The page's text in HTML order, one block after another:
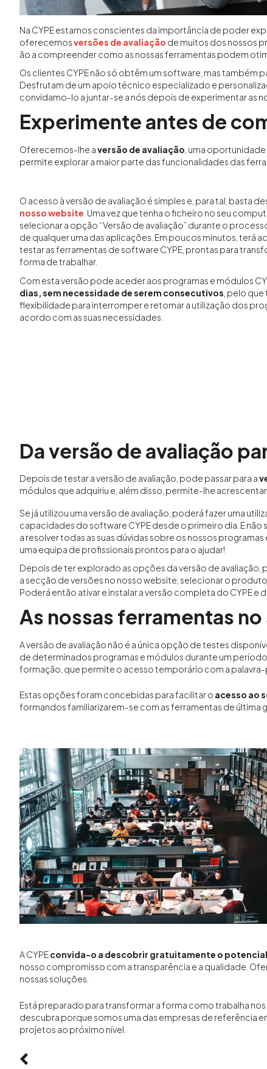
Na CYPE estamos conscientes da importância de poder
oferecemosversões de avaliação de muitos dos nossos
ão a compreender como as nossas ferramentas podem
Os clientes CYPE não só obtêm um software, mas também
Desfrutam de um apoio técnico especializado e
convidamo-lo a juntar-se a nós depois de experimentar as
Experimente antes de
Oferecemos-lhe aversão de avaliação , uma
permite explorar a maior parte das funcionalidades das
O acesso à versão de avaliação é simples e, para tal, basta
nosso website . Uma vez que tenha o ficheiro no seu
selecionar a opção “Versão de avaliação” durante o
de qualquer uma das aplicações. Em poucos minutos, terá
testar as ferramentas de software CYPE, prontas para
forma de trabalhar.
Com esta versão pode aceder aos programas e módulos
dias, sem necessidade de serem consecutivos , pelo que
flexibilidade para interromper e retomar a utilização dos
acordo com as suas necessidades.
Da versão de avaliação
Depois de testar a versão de avaliação, pode passar para a
módulos que adquiriu e, além disso, permite-lhe acrescentar
Se já utilizou uma versão de avaliação, poderá fazer uma
capacidades do software CYPE desde o primeiro dia. E não
a resolver todas as suas dúvidas sobre os nossos
uma equipa de profissionais prontos para o ajudar!
Depois de ter explorado as opções da versão de
a secção de versões no nosso website, selecionar o
Poderá então ativar e instalar a versão completa do CYPE e
As nossas ferramentas
A versão de avaliação não é a única opção de testes
de determinados programas e módulos durante um
formação, que permite o acesso temporário com a
Estas opções foram concebidas para facilitar o acesso ao
formandos familiarizarem-se com as ferramentas de última
A CYPEconvida-o a descobrir gratuitamente o
nosso compromisso com a transparência e a qualidade.
nossas soluções.
Está preparado para transformar a forma como trabalha
descubra porque somos uma das empresas de referência
projetos ao próximo nível.
Anterior